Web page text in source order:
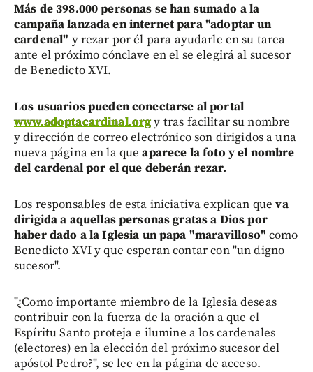
Más de 398.000 personas se han sumado a la
campaña lanzada en internet para "adoptar un
cardenal" y rezar por él para ayudarle en su tarea
ante el próximo cónclave en el se elegirá al sucesor
de Benedicto XVI.
Los usuarios pueden conectarse al portal
www.adoptacardinal.orgy tras facilitar su nombre
y dirección de correo electrónico son dirigidos a una
nueva página en la que aparece la foto y el nombre
del cardenal por el que deberán rezar.
Los responsables de esta iniciativa explican queva
dirigida a aquellas personas gratas a Dios por
haber dado a la Iglesia un papa "maravilloso" como
Benedicto XVI y que esperan contar con "un digno
sucesor".
"¿Como importante miembro de la Iglesia deseas
contribuir con la fuerza de la oración a que el
Espíritu Santo proteja e ilumine a los cardenales
(electores) en la elección del próximo sucesor del
apóstol Pedro?", se lee en la página de acceso.